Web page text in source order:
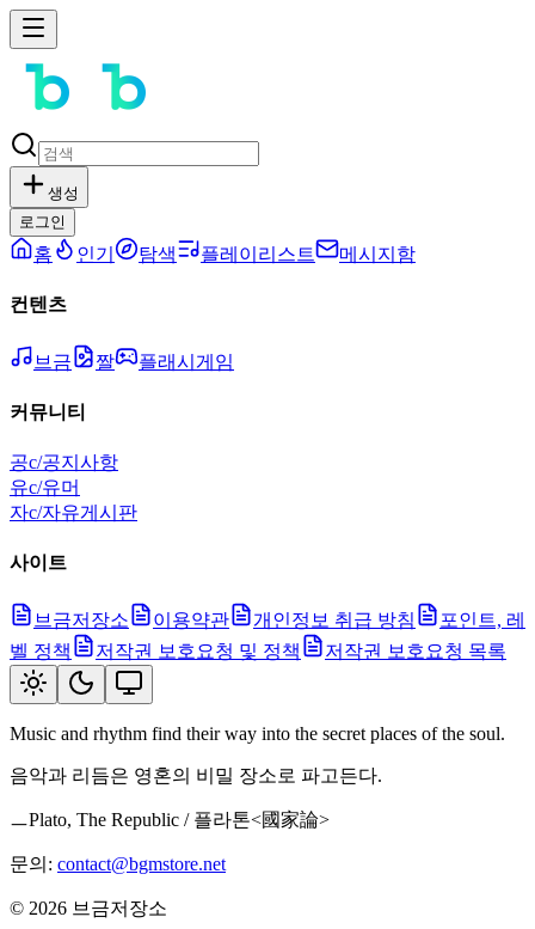
생성
로그인
홈 인기 탐색 플레이리스트 메시지함
컨텐츠
브금 짤 플래시게임
커뮤니티
공c/공지사항
유c/유머
자c/자유게시판
사이트
브금저장소 이용약관 개인정보 취급 방침
포인트, 레
벨 정책
저작권 보호요청 및 정책 저작권 보호요청 목록
Music and rhythm find their way into the secret places of the soul.
음악과 리듬은 영혼의 비밀 장소로 파고든다.
ㅡPlato, The Republic / 플라톤<國家論>
문의: contact@bgmstore.net
© 2026 브금저장소